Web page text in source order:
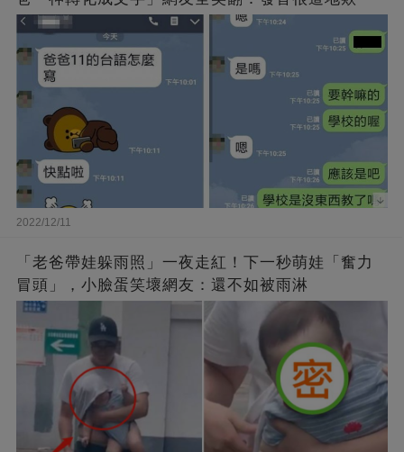
2022/12/11
「老爸帶娃躲雨照」一夜走紅！下一秒萌娃「奮力
冒頭」，小臉蛋笑壞網友：還不如被雨淋